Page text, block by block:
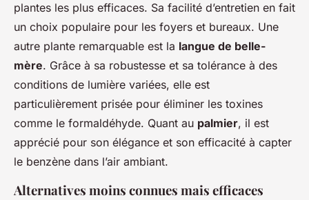
plantes les plus efficaces. Sa facilité d’entretien en fait
un choix populaire pour les foyers et bureaux. Une
autre plante remarquable est la langue de belle-
mère. Grâce à sa robustesse et sa tolérance à des
conditions de lumière variées, elle est
particulièrement prisée pour éliminer les toxines
comme le formaldéhyde. Quant au palmier, il est
apprécié pour son élégance et son efficacité à capter
le benzène dans l’air ambiant.
Alternatives moins connues mais efficaces